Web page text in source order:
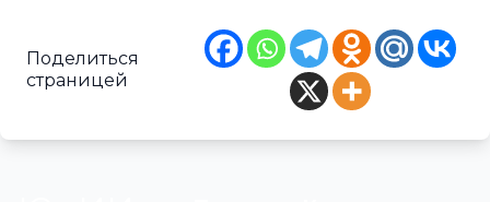
Поделиться
страницей